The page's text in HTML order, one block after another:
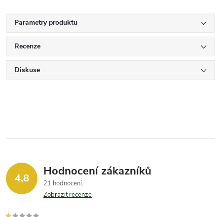
Parametry produktu
Recenze
Diskuse
4,8 Hodnocení zákazníků
21 hodnocení
Zobrazit recenze